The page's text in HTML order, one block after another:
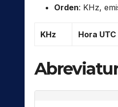
Orden: KHz,
KHz Hora UTC